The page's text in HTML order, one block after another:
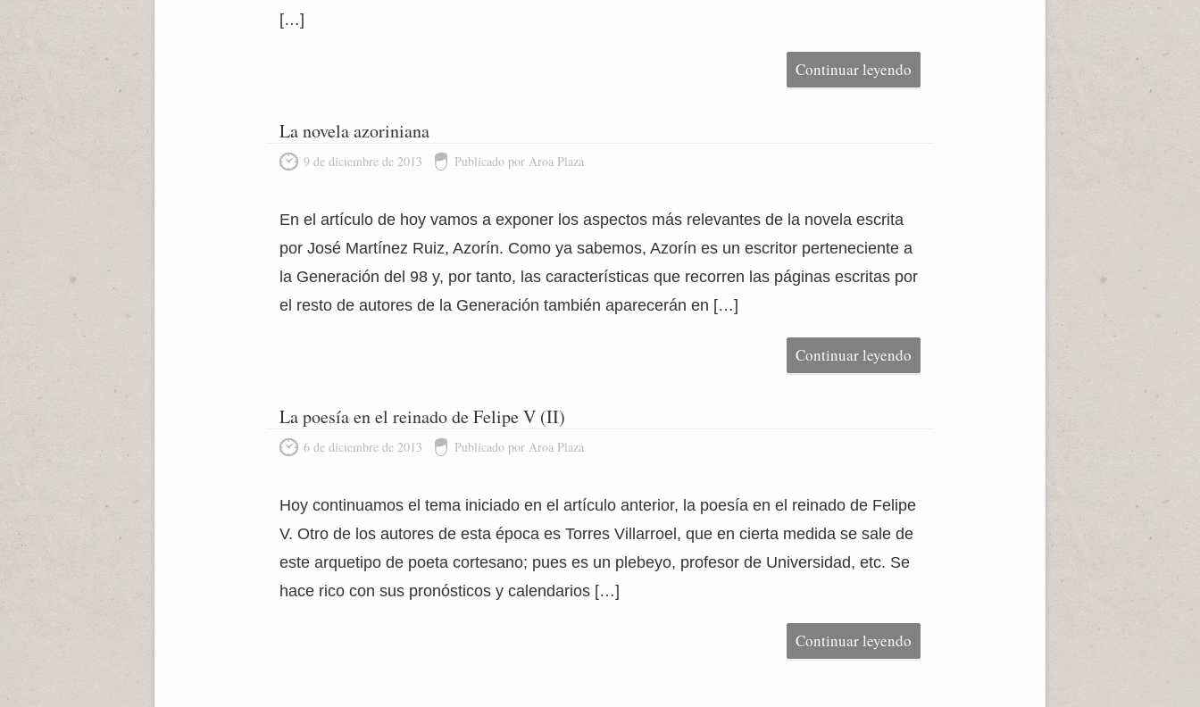
[…]
Continuar leyendo
La novela azoriniana
9 de diciembre de 2013 Publicado por Aroa Plaza
En el artículo de hoy vamos a exponer los aspectos más relevantes de la novela escrita
por José Martínez Ruiz, Azorín. Como ya sabemos, Azorín es un escritor perteneciente a
la Generación del 98 y, por tanto, las características que recorren las páginas escritas por
el resto de autores de la Generación también aparecerán en […]
Continuar leyendo
La poesía en el reinado de Felipe V (II)
6 de diciembre de 2013 Publicado por Aroa Plaza
Hoy continuamos el tema iniciado en el artículo anterior, la poesía en el reinado de Felipe
V. Otro de los autores de esta época es Torres Villarroel, que en cierta medida se sale de
este arquetipo de poeta cortesano; pues es un plebeyo, profesor de Universidad, etc. Se
hace rico con sus pronósticos y calendarios […]
Continuar leyendo